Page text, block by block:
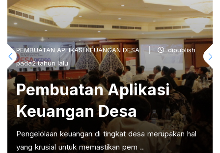
PEMBUATAN APLIKASI KEUANGAN DESA
dipublish
pada2 tahun lalu
Pembuatan Aplikasi
Keuangan Desa
Pengelolaan keuangan di tingkat desa merupakan hal
yang krusial untuk memastikan pem ..